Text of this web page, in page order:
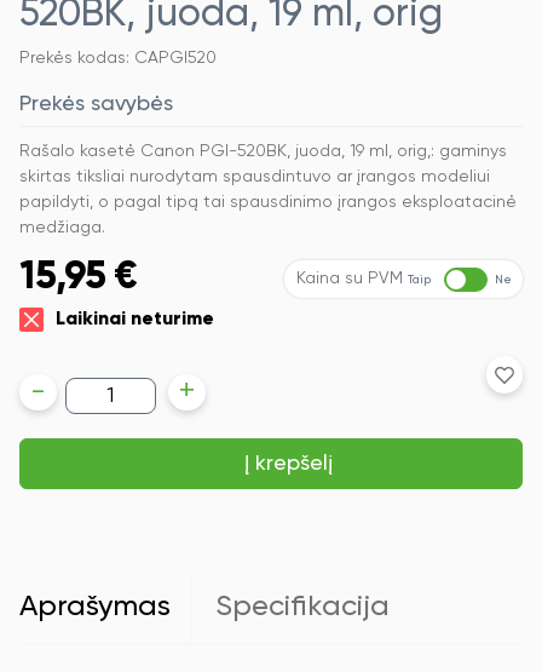
520BK, juoda, 19 ml, orig
Prekės kodas: CAPGI520
Prekės savybės
Rašalo kasetė Canon PGI-520BK, juoda, 19 ml, orig,: gaminys
skirtas tiksliai nurodytam spausdintuvo ar įrangos modeliui
papildyti, o pagal tipą tai spausdinimo įrangos eksploatacinė
medžiaga.
15,95 € Kaina su PVM Taip Ne
Laikinai neturime
produkto
kiekis:
Rašalo
kasetė
PGI-
orig
- +
Į krepšelį
Aprašymas Specifikacija